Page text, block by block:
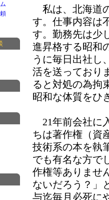
私は、北海道
す。仕事内容は
す。勤務先は少
進昇格する昭和
うに毎日出社し
活を送っており
ると対処の為拘
昭和な体質をひ
21年前会社に
ちは著作権（資
技術系の本を執
でも有名な方で
作権等ありませ
ないだろう？」
与迄毎月必死に